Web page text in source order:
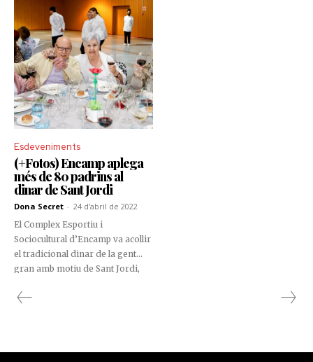
especial, on no van faltar rialles,
complicitats i un ambient distès
que reflecteix l’esperit de
l’entitat.
Esdeveniments
(+Fotos) Encamp aplega
més de 80 padrins al
dinar de Sant Jordi
Dona Secret - 24 d'abril de 2022
El Complex Esportiu i
Sociocultural d’Encamp va acollir
el tradicional dinar de la gent
gran amb motiu de Sant Jordi,
departament de Social del Comú